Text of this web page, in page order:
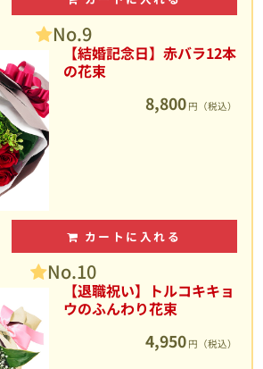
No.9
【結婚記念日】赤バラ12本
の花束
8,800 円（税込）
カートに入れる
No.10
【退職祝い】トルコキキョ
ウのふんわり花束
4,950 円（税込）